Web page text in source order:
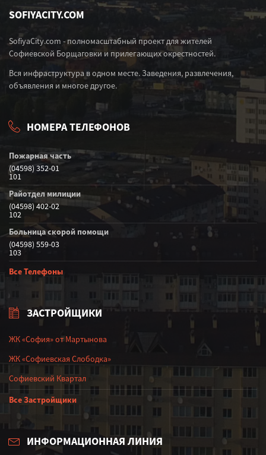
SOFIYACITY.COM
SofiyaCity.com - полномасштабный проект для жителей
Софиевской Борщаговки и прилегающих окрестностей.
Вся инфраструктура в одном месте. Заведения, развлечения,
объявления и многое другое.
НОМЕРА ТЕЛЕФОНОВ
Пожарная часть
(04598) 352-01
101
Райотдел милиции
(04598) 402-02
102
Больница скорой помощи
(04598) 559-03
103
Все Телефоны
ЗАСТРОЙЩИКИ
ЖК «София» от Мартынова
ЖК «Софиевская Слободка»
Софиевский Квартал
Все Застройщики
ИНФОРМАЦИОННАЯ ЛИНИЯ